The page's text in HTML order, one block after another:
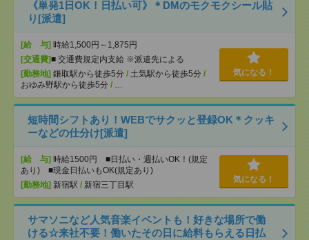
《単発1日OK！日払い可》＊DMのモクモクシール貼
り[派遣]
[給 与] 時給1,500円～1,875円
[交通費]■ 交通費規定内支給 ※派遣先による
[勤務地] 鎌取駅から徒歩5分 / 土気駅から徒歩5分 /
おゆみ野駅から徒歩5分 / …
気になる！
短時間シフトあり！WEBでサクッと登録OK＊クッキ
ーなどの仕分け[派遣]
[給 与] 時給1500円 ■日払い・週払いOK！(規定
あり) ■現金日払いもOK(規定あり)
[勤務地] 新宿駅 / 新宿三丁目駅
気になる！
サマソニなど人気音楽イベントも！好きな場所で働
ける☆来社不要！働いたその日に給料もらえる日払